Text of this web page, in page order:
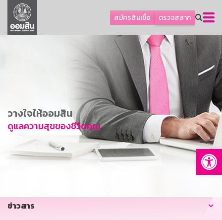
สมัครสินเชื่อ ตรวจสลาก
ลูกค้าธุรกิจ
ลูกค้าผู้ประกอบรายย่อย
การพัฒนาที่ยั่งยืน
ข่าวสาร
บริการทางการเงิน
อื่นๆ
วางใจให้ออมสิน
ดูแลความสุขของชีวิตคุณ
ข่าวสาร